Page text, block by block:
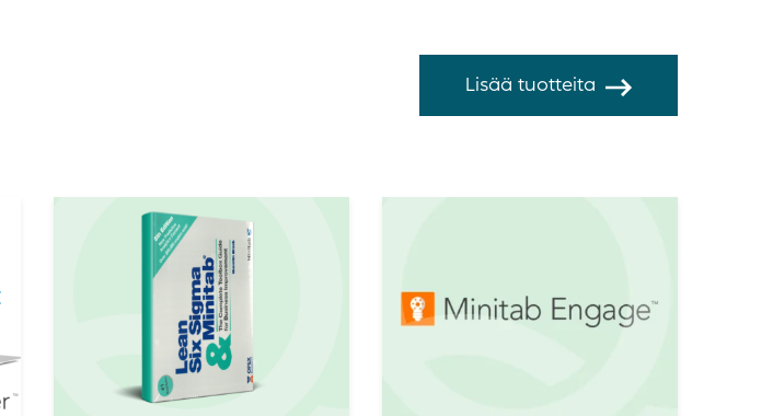
Lisää tuotteita